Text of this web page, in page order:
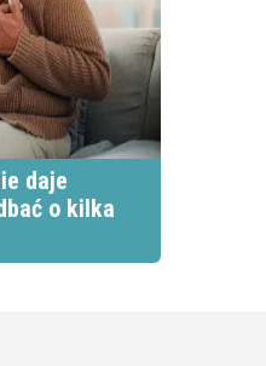
daje
o kilka